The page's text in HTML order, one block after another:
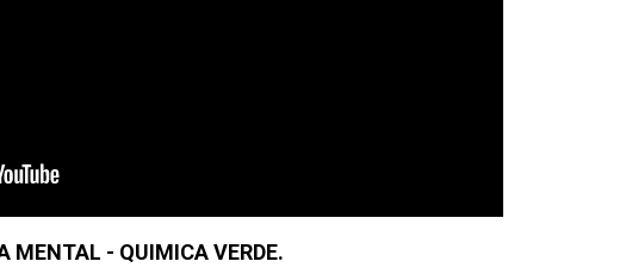
MENTAL - QUIMICA VERDE.